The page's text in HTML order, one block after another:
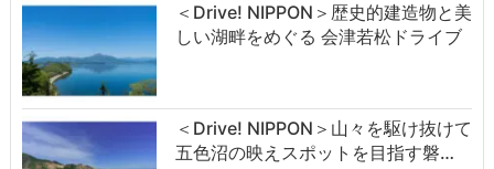
＜Drive! NIPPON＞歴史的建造物と美
しい湖畔をめぐる 会津若松ドライブ
＜Drive! NIPPON＞山々を駆け抜けて
五色沼の映えスポットを目指す磐…